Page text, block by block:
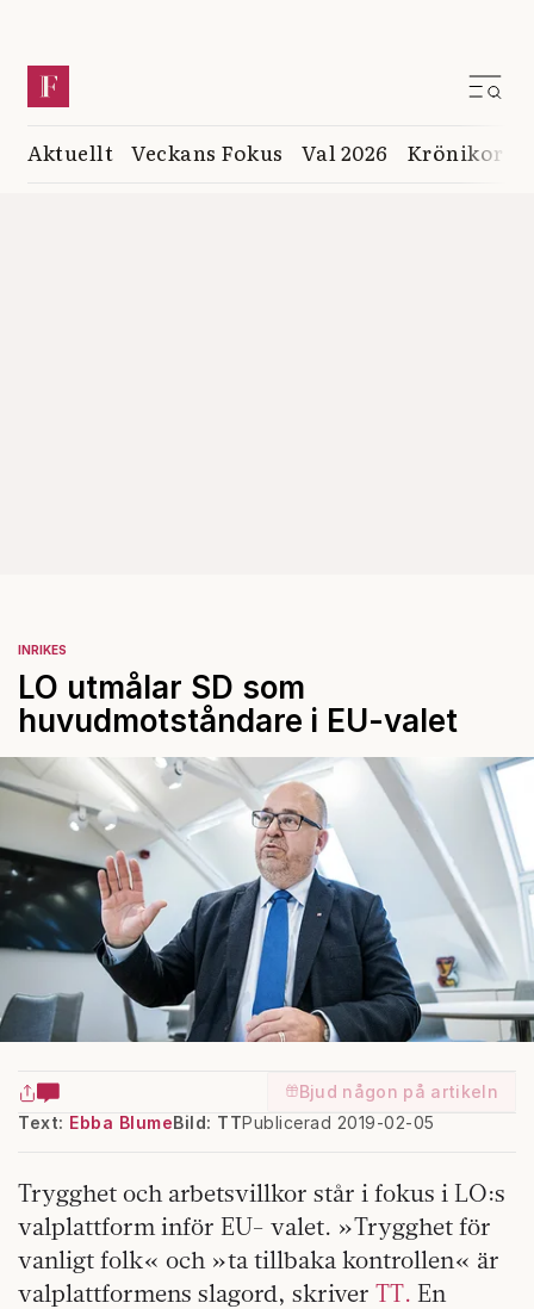
Aktuellt Veckans Fokus Val 2026 Krönikor
INRIKES
LO utmålar SD som
huvudmotståndare i EU-valet
Bjud någon på artikeln
Text: Ebba Blume Publicerad 2019-02-05
Bild: TT
Trygghet och arbetsvillkor står i fokus i LO:s
valplattform inför EU- valet. »Trygghet för
vanligt folk« och »ta tillbaka kontrollen« är
valplattformens slagord, skriver TT. En